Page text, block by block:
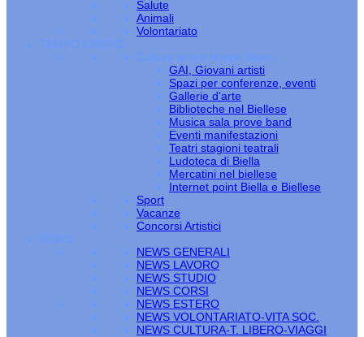
Salute
Animali
Volontariato
TEMPO LIBERO
Cultura arte e tempo libero
GAI, Giovani artisti
Spazi per conferenze, eventi
Gallerie d’arte
Biblioteche nel Biellese
Musica sala prove band
Eventi manifestazioni
Teatri stagioni teatrali
Ludoteca di Biella
Mercatini nel biellese
Internet point Biella e Biellese
Sport
Vacanze
Concorsi Artistici
NEWS
NEWS GENERALI
NEWS LAVORO
NEWS STUDIO
NEWS CORSI
NEWS ESTERO
NEWS VOLONTARIATO-VITA SOC.
NEWS CULTURA-T. LIBERO-VIAGGI